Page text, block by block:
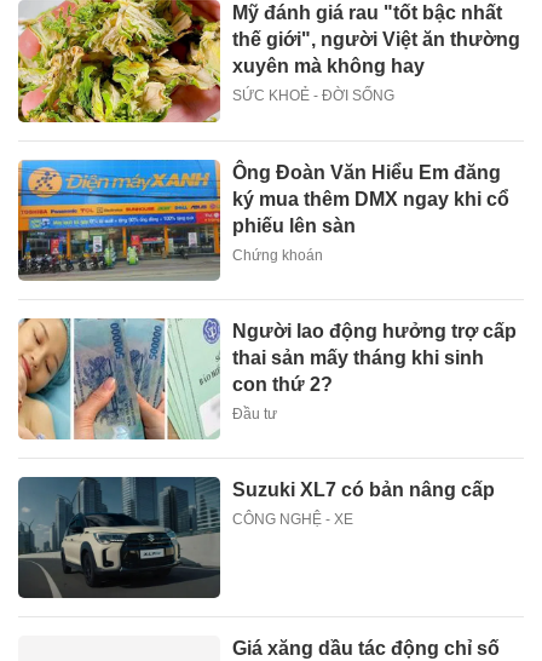
Mỹ đánh giá rau "tốt bậc nhất
thế giới", người Việt ăn thường
xuyên mà không hay
SỨC KHOẺ - ĐỜI SỐNG
Ông Đoàn Văn Hiểu Em đăng
ký mua thêm DMX ngay khi cổ
phiếu lên sàn
Chứng khoán
Người lao động hưởng trợ cấp
thai sản mấy tháng khi sinh
con thứ 2?
Đầu tư
Suzuki XL7 có bản nâng cấp
CÔNG NGHỆ - XE
Giá xăng dầu tác động chỉ số